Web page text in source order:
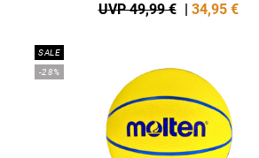
UVP 49,99 € | 34,95 €
SALE
-28%